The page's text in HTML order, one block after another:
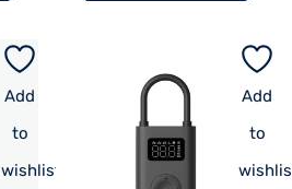
Add
to
wishlist
Add
to